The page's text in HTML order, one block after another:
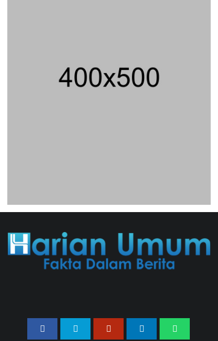
31/07/2026 13:23 WIB || HUKUM
Merdeka Barat
04/08/2026 22:54 WIB || MAKRO/MIKRO